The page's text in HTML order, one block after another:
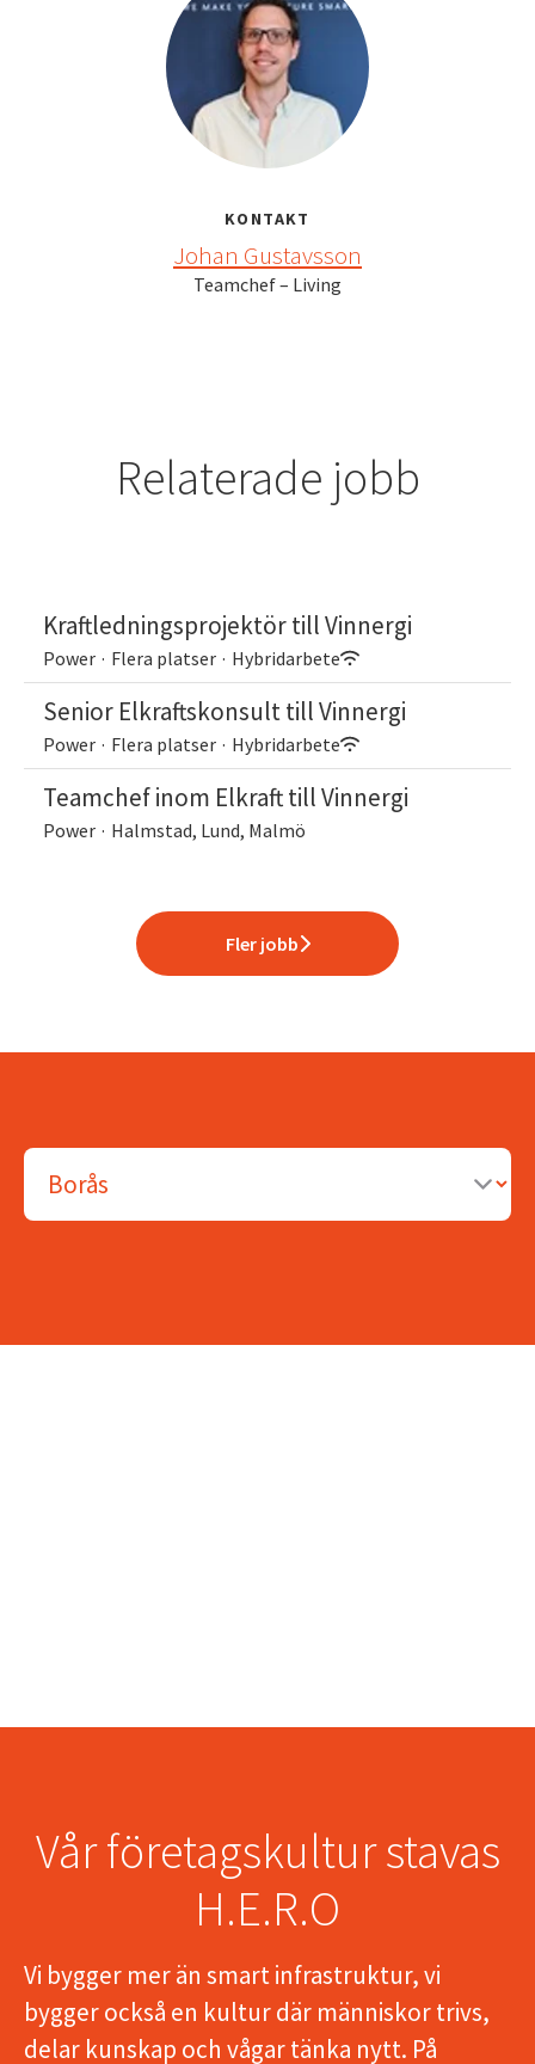
KONTAKT
Johan Gustavsson
Teamchef – Living
Relaterade jobb
Kraftledningsprojektör till Vinnergi
Power · Flera platser · Hybridarbete
Senior Elkraftskonsult till Vinnergi
Power · Flera platser · Hybridarbete
Teamchef inom Elkraft till Vinnergi
Power · Halmstad, Lund, Malmö
Fler jobb
Vår företagskultur stavas
H.E.R.O
Vi bygger mer än smart infrastruktur, vi
bygger också en kultur där människor trivs,
delar kunskap och vågar tänka nytt. På